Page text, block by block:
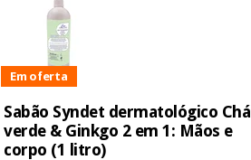
Em oferta
Sabão Syndet dermatológico Chá
verde & Ginkgo 2 em 1: Mãos e
corpo (1 litro)